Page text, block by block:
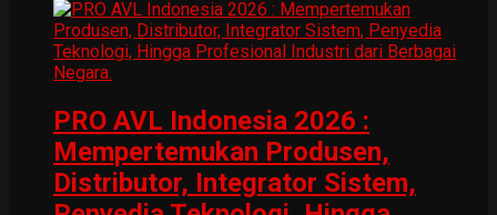
PRO AVL Indonesia 2026 :
Mempertemukan Produsen,
Distributor, Integrator Sistem,